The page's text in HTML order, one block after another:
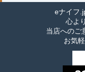
eナイフ
心よ
当店へのご
お気